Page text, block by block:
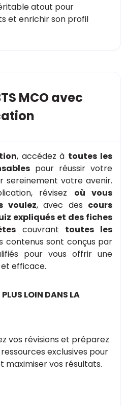
atout pour
et enrichir son profil
MCO avec
, accédez à toutes les
pour réussir votre
sereinement votre avenir.
révisez où vous
voulez, avec des cours
expliqués et des fiches
couvrant toutes les
contenus sont conçus par
pour vous offrir une
efficace.
LOIN DANS LA
vos révisions et préparez
exclusives pour
vos résultats.